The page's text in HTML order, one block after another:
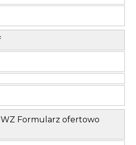
Formularz ofertowo